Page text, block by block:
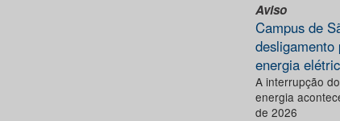
Aviso
Campus de
desligamento
energia
A interrupção
energia
de 2026